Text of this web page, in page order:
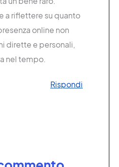
a riflettere su quanto
online non
dirette e personali,
nel tempo.
Rispondi